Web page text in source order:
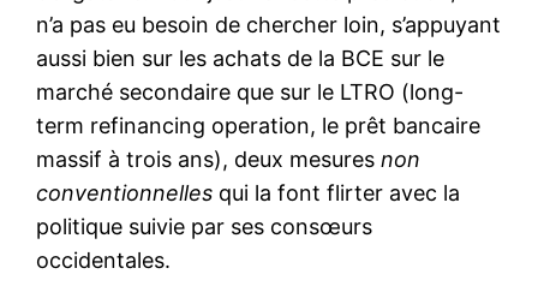
n’a pas eu besoin de chercher loin, s’appuyant
aussi bien sur les achats de la BCE sur le
marché secondaire que sur le LTRO (long-
term refinancing operation, le prêt bancaire
massif à trois ans), deux mesuresnon
conventionnelles qui la font flirter avec la
politique suivie par ses consœurs
occidentales.